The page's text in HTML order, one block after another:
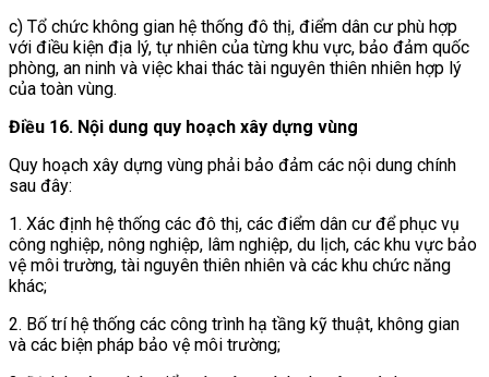
c) Tổ chức không gian hệ thống đô thị, điểm dân cư phù hợp
với điều kiện địa lý, tự nhiên của từng khu vực, bảo đảm quốc
phòng, an ninh và việc khai thác tài nguyên thiên nhiên hợp lý
của toàn vùng.
Điều 16. Nội dung quy hoạch xây dựng vùng
Quy hoạch xây dựng vùng phải bảo đảm các nội dung chính
sau đây:
1. Xác định hệ thống các đô thị, các điểm dân cư để phục vụ
công nghiệp, nông nghiệp, lâm nghiệp, du lịch, các khu vực bảo
vệ môi trường, tài nguyên thiên nhiên và các khu chức năng
khác;
2. Bố trí hệ thống các công trình hạ tầng kỹ thuật, không gian
và các biện pháp bảo vệ môi trường;